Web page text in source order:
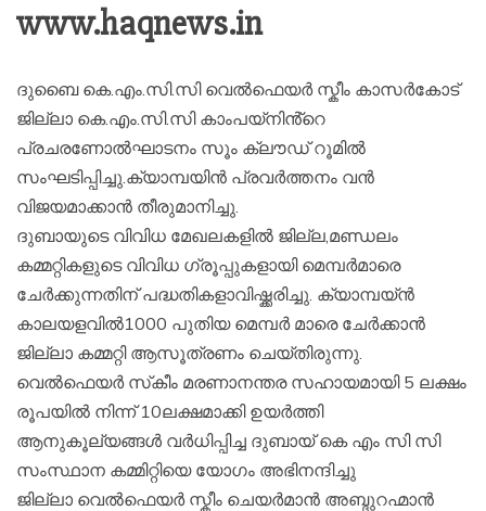
www.haqnews.in
ദുബൈ കെ.എം.സി.സി വെൽഫെയർ സ്കീം കാസർകോട്
ജില്ലാ കെ.എം.സി.സി കാംപയ്നിൻ്റെ
പ്രചരണോൽഘാടനം സൂം ക്ലൗഡ് റൂമിൽ
സംഘടിപ്പിച്ചു.ക്യാമ്പയിൻ പ്രവർത്തനം വൻ
വിജയമാക്കാൻ തീരുമാനിച്ചു.
ദുബായുടെ വിവിധ മേഖലകളിൽ ജില്ല,മണ്ഡലം
കമ്മറ്റികളുടെ വിവിധ ഗ്രൂപ്പുകളായി മെമ്പർമാരെ
ചേർക്കുന്നതിന് പദ്ധതികളാവിഷ്ക്കരിച്ചു. ക്യാമ്പയ്ൻ
കാലയളവിൽ1000 പുതിയ മെമ്പർ മാരെ ചേർക്കാൻ
ജില്ലാ കമ്മറ്റി ആസൂത്രണം ചെയ്തിരുന്നു.
വെൽഫെയർ സ്‌കീം മരണാനന്തര സഹായമായി 5 ലക്ഷം
രൂപയിൽ നിന്ന് 10ലക്ഷമാക്കി ഉയർത്തി
ആനുകൂല്യങ്ങൾ വർധിപ്പിച്ച ദുബായ് കെ എം സി സി
സംസ്ഥാന കമ്മിറ്റിയെ യോഗം അഭിനന്ദിച്ചു
ജില്ലാ വെൽഫെയർ സ്കീം ചെയർമാൻ അബ്ദുറഹ്മാൻ